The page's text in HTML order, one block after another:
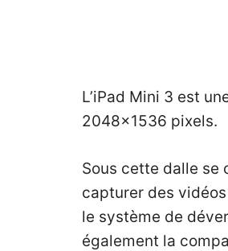
L’iPad Mini 3 est
2048×1536 pixels.
Sous cette dalle se
capturer des
le système de
également la